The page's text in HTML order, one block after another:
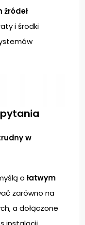
i środki
w
o łatwym
zarówno na
a dołączone